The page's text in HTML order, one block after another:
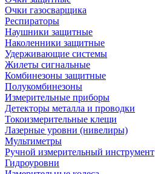
Очки газосварщика
Респираторы
Наушники защитные
Наколенники защитные
Удерживающие системы
Жилеты сигнальные
Комбинезоны защитные
Полукомбинезоны
Измерительные приборы
Детекторы металла и проводки
Токоизмерительные клещи
Лазерные уровни (нивелиры)
Мультиметры
Ручной измерительный инструмент
Гидроуровни